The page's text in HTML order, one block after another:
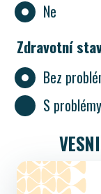
Ne
Zdravotní
Bez
S problémy